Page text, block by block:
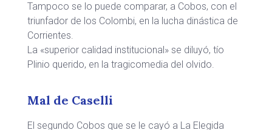
Tampoco se lo puede comparar, a Cobos, con el
triunfador de los Colombi, en la lucha dinástica de
Corrientes.
La «superior calidad institucional» se diluyó, tío
Plinio querido, en la tragicomedia del olvido.
Mal de Caselli
El segundo Cobos que se le cayó a La Elegida